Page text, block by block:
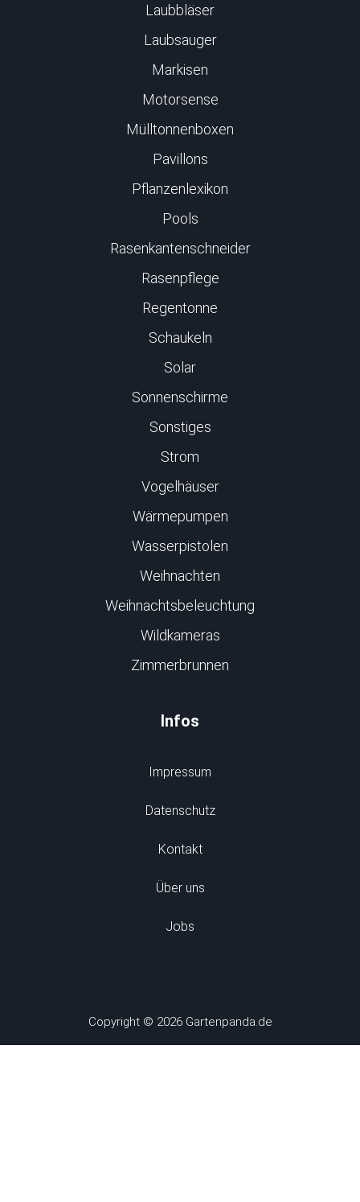
Laubbläser
Laubsauger
Markisen
Motorsense
Mülltonnenboxen
Pavillons
Pflanzenlexikon
Pools
Rasenkantenschneider
Rasenpflege
Regentonne
Schaukeln
Solar
Sonnenschirme
Sonstiges
Strom
Vogelhäuser
Wärmepumpen
Wasserpistolen
Weihnachten
Weihnachtsbeleuchtung
Wildkameras
Zimmerbrunnen
Infos
Impressum
Datenschutz
Kontakt
Über uns
Jobs
Copyright © 2026 Gartenpanda.de